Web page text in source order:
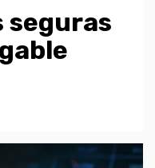
seguras